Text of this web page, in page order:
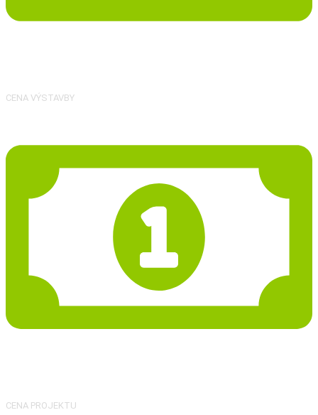
CENA VÝSTAVBY
CENA PROJEKTU